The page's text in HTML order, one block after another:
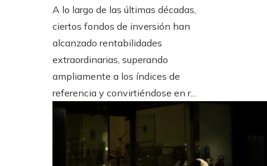
A lo largo de las últimas décadas,
ciertos fondos de inversión han
alcanzado rentabilidades
extraordinarias, superando
ampliamente a los índices de
referencia y convirtiéndose en r...